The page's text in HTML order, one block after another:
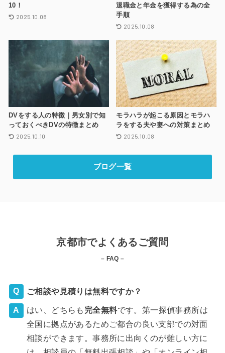
10！
2025.10.08
退職金と年金を獲得する為の全
手順
2025.10.08
DVをする人の特徴｜男女別で知
っておくべきDVの特徴まとめ
2025.10.10
モラハラが起こる原因とモラハ
ラをする夫や妻への対策まとめ
2025.10.08
ブログ一覧
京都市でよくあるご質問
– FAQ –
ご相談や見積りは無料ですか？
はい、どちらも 完全無料です。第一探偵事務所は
全国に拠点があるためご都合の良い支部での対面
相談ができます。事務所に出向くのが難しい方に